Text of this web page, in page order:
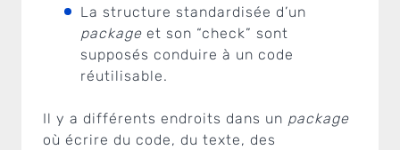
La structure standardisée d’un
package et son “check” sont
supposés conduire à un code
réutilisable.
Il y a différents endroits dans un package
où écrire du code, du texte, des